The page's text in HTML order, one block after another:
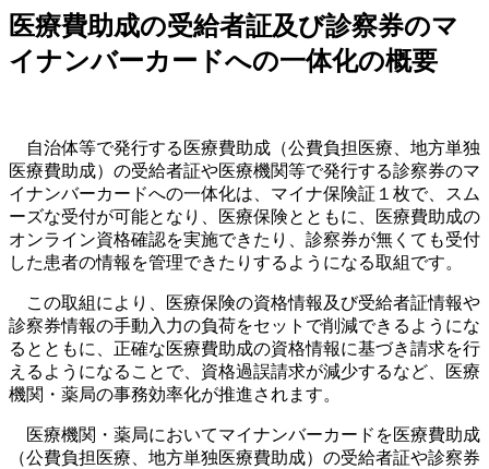
医療費助成の受給者証及び診察券のマ
イナンバーカードへの一体化の概要
自治体等で発行する医療費助成（公費負担医療、地方単独
医療費助成）の受給者証や医療機関等で発行する診察券のマ
イナンバーカードへの一体化は、マイナ保険証１枚で、スム
ーズな受付が可能となり、医療保険とともに、医療費助成の
オンライン資格確認を実施できたり、診察券が無くても受付
した患者の情報を管理できたりするようになる取組です。
この取組により、医療保険の資格情報及び受給者証情報や
診察券情報の手動入力の負荷をセットで削減できるようにな
るとともに、正確な医療費助成の資格情報に基づき請求を行
えるようになることで、資格過誤請求が減少するなど、医療
機関・薬局の事務効率化が推進されます。
医療機関・薬局においてマイナンバーカードを医療費助成
（公費負担医療、地方単独医療費助成）の受給者証や診察券